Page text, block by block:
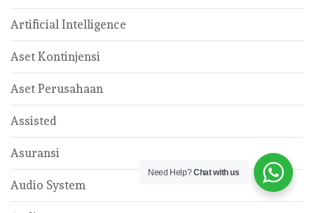
Artificial Intelligence
Aset Kontinjensi
Aset Perusahaan
Assisted
Asuransi
Audio System
Need Help?Chat with us